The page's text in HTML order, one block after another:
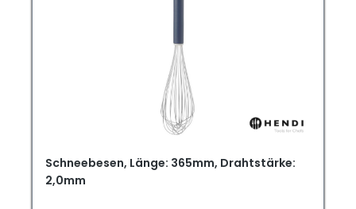
Schneebesen, Länge: 365mm, Drahtstärke:
2,0mm